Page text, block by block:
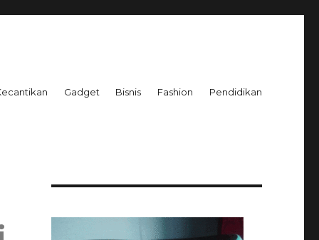
Gadget Bisnis Fashion Pendidikan